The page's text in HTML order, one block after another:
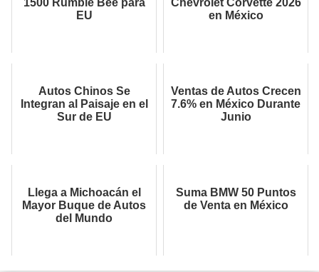
EU
en México
Autos Chinos Se
Integran al Paisaje en el
Sur de EU
Ventas de Autos Crecen
7.6% en México Durante
Junio
Llega a Michoacán el
Mayor Buque de Autos
del Mundo
Suma BMW 50 Puntos
de Venta en México